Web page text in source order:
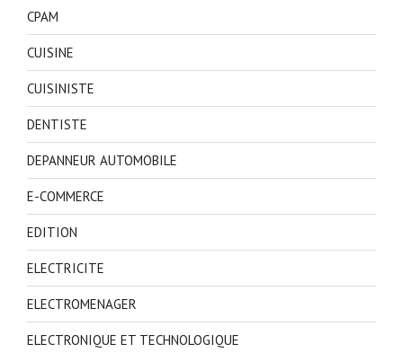
CPAM
CUISINE
CUISINISTE
DENTISTE
DEPANNEUR AUTOMOBILE
E-COMMERCE
EDITION
ELECTRICITE
ELECTROMENAGER
ELECTRONIQUE ET TECHNOLOGIQUE